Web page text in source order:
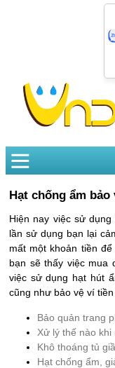
Hạt chống ẩm bảo
Hiện nay việc sử
lần sử dụng bạn lại
mất một khoản tiền
bạn sẽ thấy việc mua
việc sử dụng hạt hút
cũng như bảo vệ ví
Bảo quản trang
Xử lý thế nào
Khô thoáng tủ
Hạt chống ẩm,